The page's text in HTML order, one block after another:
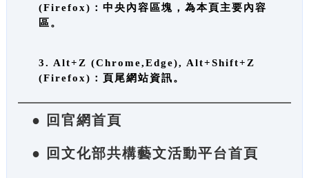
(Firefox)：中央內容區塊，為本頁主要內容
區。
3. Alt+Z (Chrome,Edge), Alt+Shift+Z
(Firefox)：頁尾網站資訊。
● 回官網首頁
● 回文化部共構藝文活動平台首頁